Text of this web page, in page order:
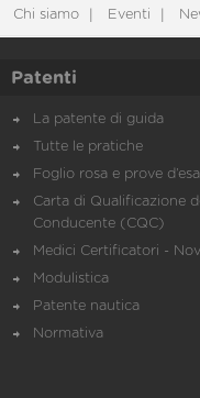
Chi siamo Eventi
Patenti
La patente di guida
Tutte le pratiche
Foglio rosa e prove
Carta di Qualificazione
Conducente (CQC)
Medici Certificatori -
Modulistica
Patente nautica
Normativa